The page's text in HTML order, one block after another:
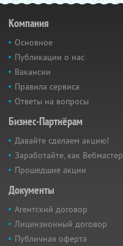
Компания
Основное
Публикации о нас
Вакансии
Правила сервиса
Ответы на вопросы
Бизнес-Партнёрам
Давайте сделаем акцию!
Заработайте, как Вебмастер
Прошедшие акции
Документы
Агентский договор
Лицензионный договор
Публичная оферта